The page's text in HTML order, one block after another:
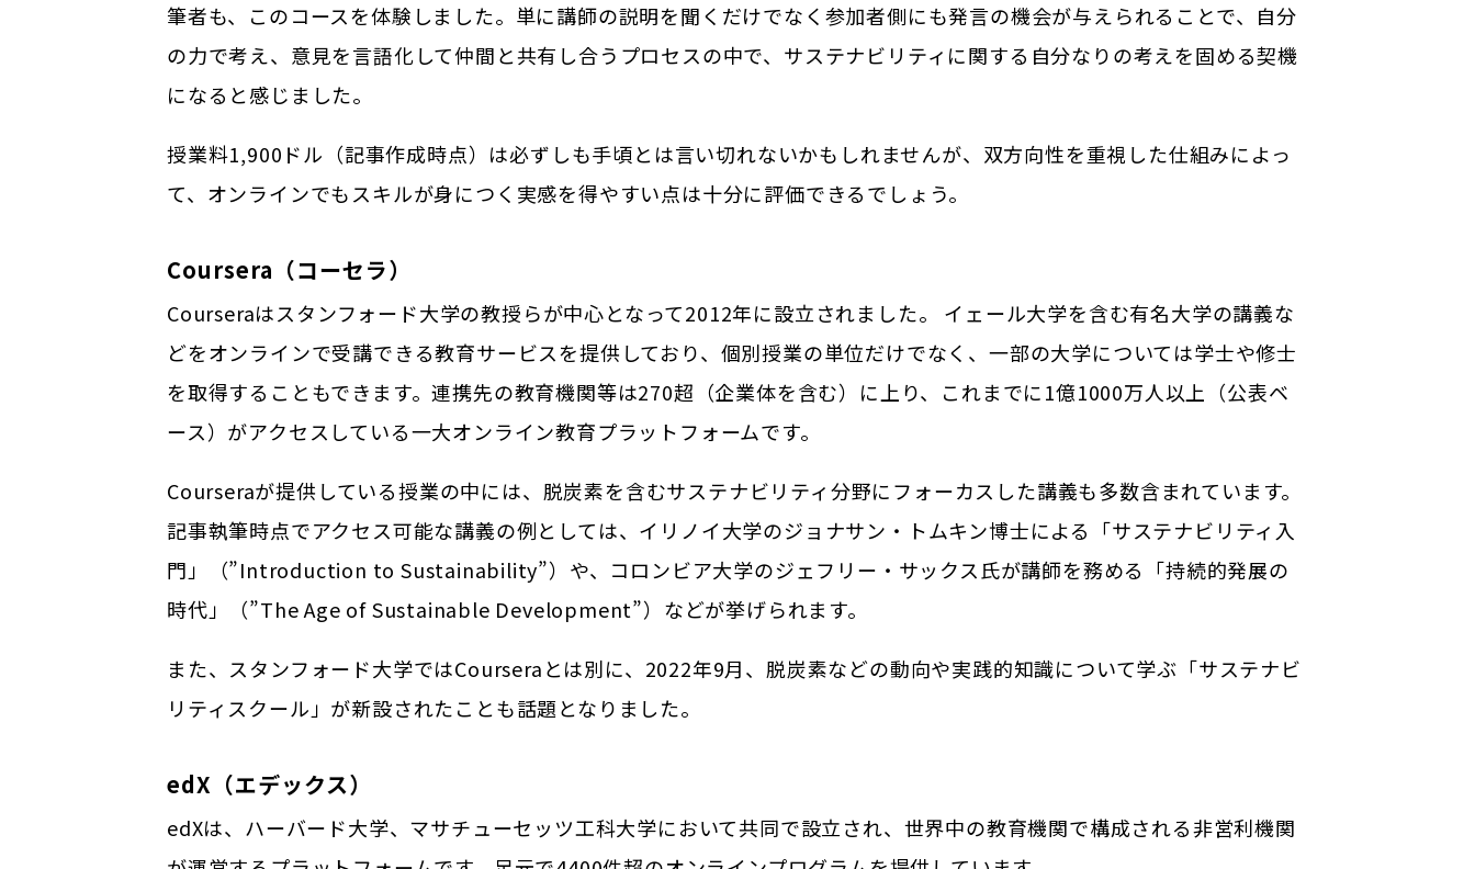
筆者も、このコースを体験しました。単に講師の説明を聞くだけでなく参加者側にも発言の機会が与えられることで、自分
の力で考え、意見を言語化して仲間と共有し合うプロセスの中で、サステナビリティに関する自分なりの考えを固める契機
になると感じました。
授業料1,900ドル（記事作成時点）は必ずしも手頃とは言い切れないかもしれませんが、双方向性を重視した仕組みによっ
て、オンラインでもスキルが身につく実感を得やすい点は十分に評価できるでしょう。
Coursera（コーセラ）
Courseraはスタンフォード大学の教授らが中心となって2012年に設立されました。 イェール大学を含む有名大学の講義な
どをオンラインで受講できる教育サービスを提供しており、個別授業の単位だけでなく、一部の大学については学士や修士
を取得することもできます。連携先の教育機関等は270超（企業体を含む）に上り、これまでに1億1000万人以上（公表ベ
ース）がアクセスしている一大オンライン教育プラットフォームです。
Courseraが提供している授業の中には、脱炭素を含むサステナビリティ分野にフォーカスした講義も多数含まれています。
記事執筆時点でアクセス可能な講義の例としては、イリノイ大学のジョナサン・トムキン博士による「サステナビリティ入
門」（”Introduction to Sustainability”）や、コロンビア大学のジェフリー・サックス氏が講師を務める「持続的発展の
時代」（”The Age of Sustainable Development”）などが挙げられます。
また、スタンフォード大学ではCourseraとは別に、2022年9月、脱炭素などの動向や実践的知識について学ぶ「サステナビ
リティスクール」が新設されたことも話題となりました。
edX（エデックス）
edXは、ハーバード大学、マサチューセッツ工科大学において共同で設立され、世界中の教育機関で構成される非営利機関